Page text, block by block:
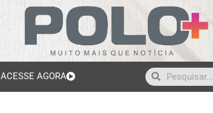
ACESSE AGORA